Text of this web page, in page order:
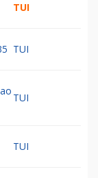
TUI
TUI
TUI
TUI